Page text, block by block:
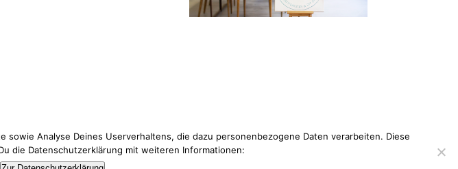
.
Analyse Deines Userverhaltens, die dazu personenbezogene Daten verarbeiten. Diese
die Datenschutzerklärung mit weiteren Informationen: